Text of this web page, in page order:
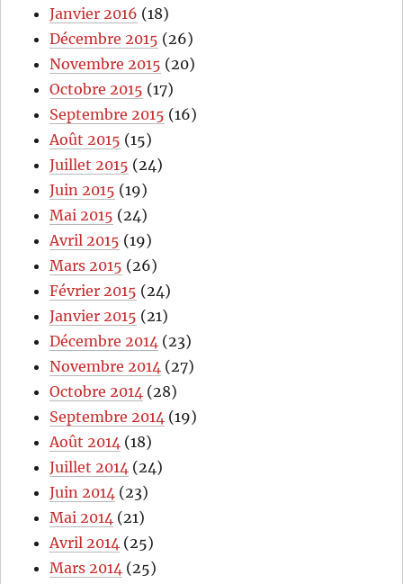
Janvier 2016 (18)
Décembre 2015 (26)
Novembre 2015 (20)
Octobre 2015 (17)
Septembre 2015 (16)
Août 2015 (15)
Juillet 2015 (24)
Juin 2015 (19)
Mai 2015 (24)
Avril 2015 (19)
Mars 2015 (26)
Février 2015 (24)
Janvier 2015 (21)
Décembre 2014 (23)
Novembre 2014 (27)
Octobre 2014 (28)
Septembre 2014 (19)
Août 2014 (18)
Juillet 2014 (24)
Juin 2014 (23)
Mai 2014 (21)
Avril 2014 (25)
Mars 2014 (25)